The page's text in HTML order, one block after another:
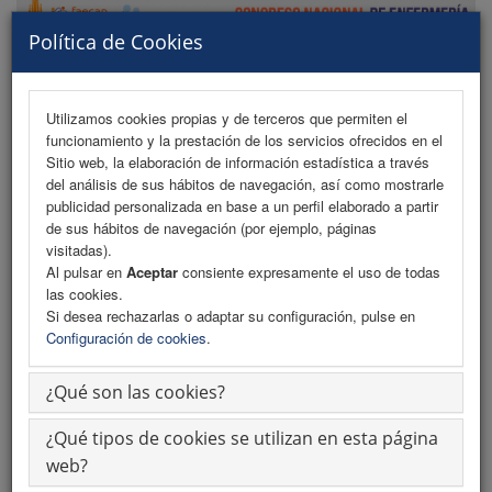
Política de Cookies
Utilizamos cookies propias y de terceros que permiten el
funcionamiento y la prestación de los servicios ofrecidos en el
Sitio web, la elaboración de información estadística a través
del análisis de sus hábitos de navegación, así como mostrarle
publicidad personalizada en base a un perfil elaborado a partir
de sus hábitos de navegación (por ejemplo, páginas
visitadas).
Al pulsar en Aceptar consiente expresamente el uso de todas
las cookies.
Si desea rechazarlas o adaptar su configuración, pulse en
Configuración de cookies.
¿Qué son las cookies?
¿Qué tipos de cookies se utilizan en esta página
web?
MENU
Programa
Programa (PDF)
Cronograma
Cronograma PDF
Normativa Comunicaciones
Descargar Normativa